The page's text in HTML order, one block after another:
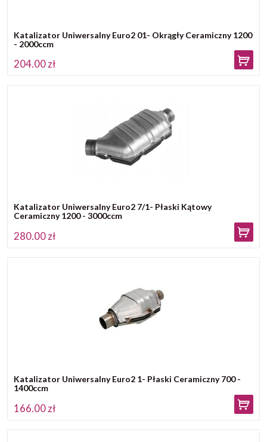
Katalizator Uniwersalny Euro2 01- Okrągły Ceramiczny 1200
- 2000ccm
204.00 zł
Katalizator Uniwersalny Euro2 7/1- Płaski Kątowy
Ceramiczny 1200 - 3000ccm
280.00 zł
Katalizator Uniwersalny Euro2 1- Płaski Ceramiczny 700 -
1400ccm
166.00 zł